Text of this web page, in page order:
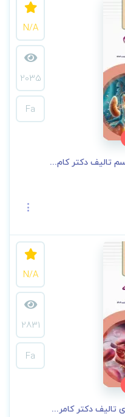
N/A
2035
Fa
N/A
2831
Fa